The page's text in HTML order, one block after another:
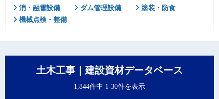
消・融雪設備 ダム管理設備
塗装・防食
機械点検・整備
土木工事｜建設資材データベース
1,844件中 1-30件を表示